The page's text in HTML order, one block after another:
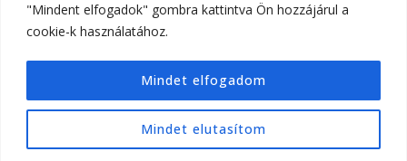
"Mindent elfogadok" gombra kattintva Ön hozzájárul a
cookie-k használatához.
Mindet elutasítom
Mindet elfogadom
© Szerzői jog 2026ELTE Online
fenntartva.Hello Fashion | FejlesztetteBlossom
Themes.Készítette: WordPress